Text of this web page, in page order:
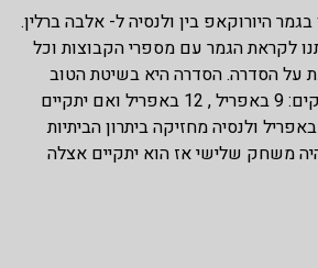
היורוקאפ בין ולנסיה ל- אלבה ברלין.
לקראת הגמר עם מספרי הקבוצות וכל
על הסדרה. הסדרה היא בשיטת הטוב
משלוש תאריכי המשחקים: 9 באפריל , 12 באפריל ואם יתקיים
משחק שלישי אז ב15 באפריל ולנסיה מחזיקה ביתרון הביתיות
משחק שלישי אז הוא יתקיים אצלה